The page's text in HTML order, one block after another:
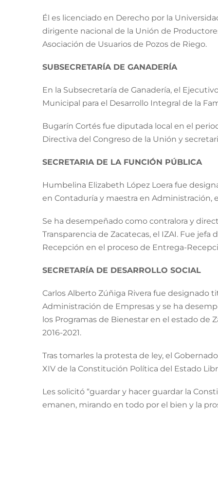
Él es licenciado en Derecho por la
dirigente nacional de la Unión de
Asociación de Usuarios de Pozos de Riego.
SUBSECRETARÍA DE GANADERÍA
En la Subsecretaría de Ganadería, el
Municipal para el Desarrollo Integral de la
Bugarín Cortés fue diputada local en el
Directiva del Congreso de la Unión y
SECRETARIA DE LA FUNCIÓN PÚBLICA
Humbelina Elizabeth López Loera fue
en Contaduría y maestra en Administración,
Se ha desempeñado como contralora y
Transparencia de Zacatecas, el IZAI. Fue
Recepción en el proceso de Entrega-
SECRETARÍA DE DESARROLLO SOCIAL
Carlos Alberto Zúñiga Rivera fue designado
Administración de Empresas y se ha
los Programas de Bienestar en el estado de
2016-2021.
Tras tomarles la protesta de ley, el
XIV de la Constitución Política del Estado
Les solicitó “guardar y hacer guardar la
emanen, mirando en todo por el bien y la